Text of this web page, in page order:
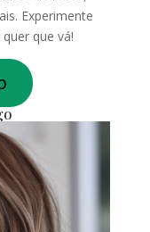
Experimente
que vá!